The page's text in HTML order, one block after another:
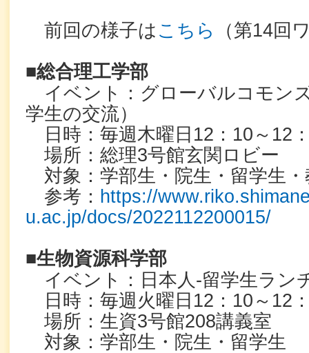
前回の様子は こちら
（第14回
■総合理工学部
イベント：グローバルコモン
学生の交流）
日時：毎週木曜日12：10～12
場所：総理3号館玄関ロビー
対象：学部生・院生・留学生・
参考： https://
u.ac.jp/docs/2022112200015/
■生物資源科学部
イベント：日本人-留学生ラン
日時：毎週火曜日12：10～12
場所：生資3号館208講義室
対象：学部生・院生・留学生